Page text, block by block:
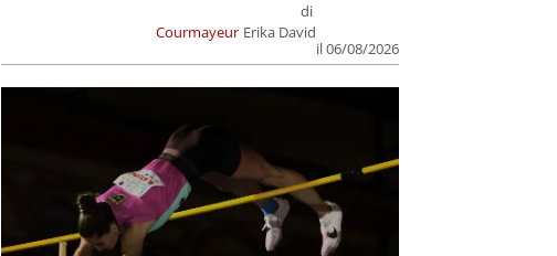
Courmayeur
di
Erika David
il 06/08/2026